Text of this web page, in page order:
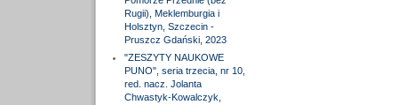
Rugii), Meklemburgia i
Holsztyn, Szczecin -
Pruszcz Gdański, 2023
"ZESZYTY NAUKOWE
PUNO", seria trzecia, nr 10,
red. nacz. Jolanta
Chwastyk-Kowalczyk,